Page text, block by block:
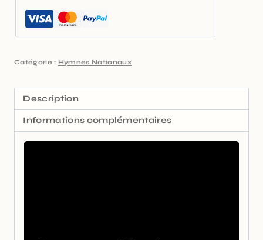
Catégorie : Hymnes Nationaux
Description
Informations complémentaires